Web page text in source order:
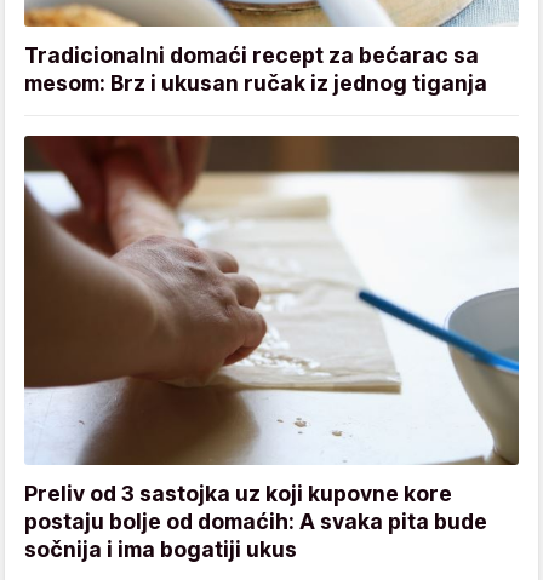
Tradicionalni domaći recept za bećarac sa
mesom: Brz i ukusan ručak iz jednog tiganja
Preliv od 3 sastojka uz koji kupovne kore
postaju bolje od domaćih: A svaka pita bude
sočnija i ima bogatiji ukus